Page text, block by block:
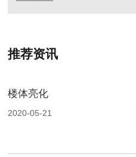
推荐资讯
楼体亮化
2020-05-21